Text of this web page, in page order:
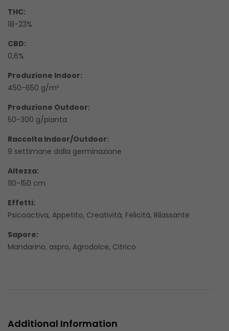
THC:
18-23%
CBD:
0,6%
Produzione Indoor:
450-650 g/m²
Produzione Outdoor:
50-300 g/pianta
Raccolta Indoor/Outdoor:
9 settimane dalla germinazione
Altezza:
110-150 cm
Effetti:
Psicoactiva, Appetito, Creatività, Felicità, Rilassante
Sapore:
Mandarino, aspro, Agrodolce, Citrico
Additional Information